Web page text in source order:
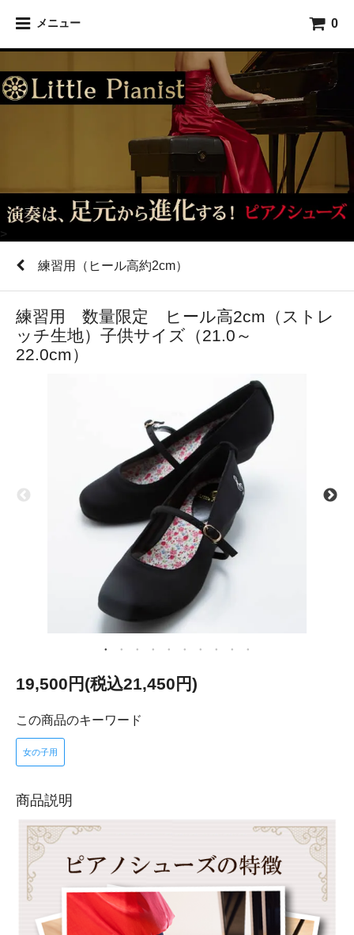
メニュー 0
>
練習用（ヒール高約2cm）
練習用 数量限定 ヒール高2cm（ストレ
ッチ生地）子供サイズ（21.0～
22.0cm）
19,500円(税込21,450円)
この商品のキーワード
女の子用
商品説明